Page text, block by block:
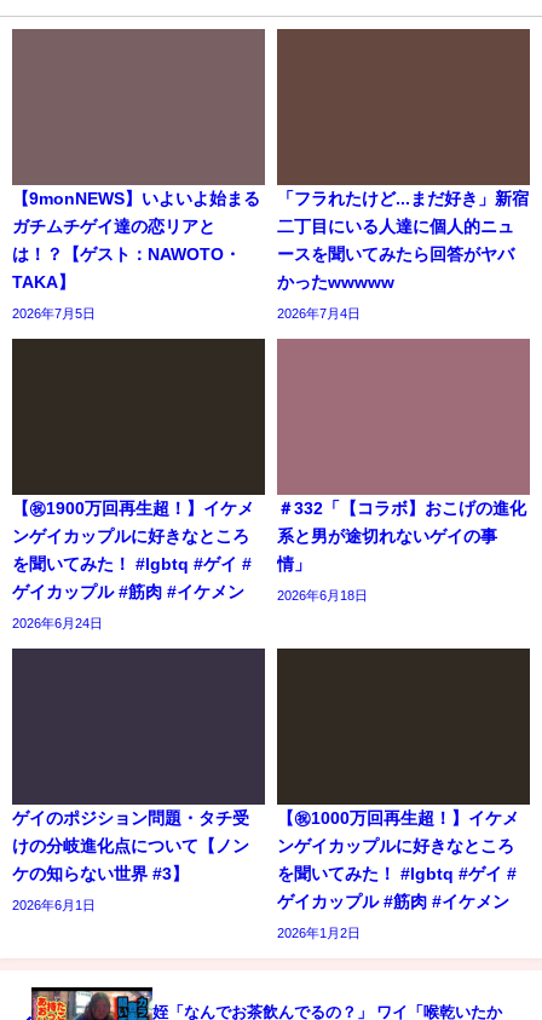
【9monNEWS】いよいよ始まる
ガチムチゲイ達の恋リアと
は！？【ゲスト：NAWOTO・
TAKA】
2026年7月5日
「フラれたけど...まだ好き」新宿
二丁目にいる人達に個人的ニュ
ースを聞いてみたら回答がヤバ
かったwwwww
2026年7月4日
【㊗️1900万回再生超！】イケメ
ンゲイカップルに好きなところ
を聞いてみた！ #lgbtq #ゲイ #
ゲイカップル #筋肉 #イケメン
2026年6月24日
＃332「【コラボ】おこげの進化
系と男が途切れないゲイの事
情」
2026年6月18日
ゲイのポジション問題・タチ受
けの分岐進化点について【ノン
ケの知らない世界 #3】
2026年6月1日
【㊗️1000万回再生超！】イケメ
ンゲイカップルに好きなところ
を聞いてみた！ #lgbtq #ゲイ #
ゲイカップル #筋肉 #イケメン
2026年1月2日
姪「なんでお茶飲んでるの？」 ワイ「喉乾いたか